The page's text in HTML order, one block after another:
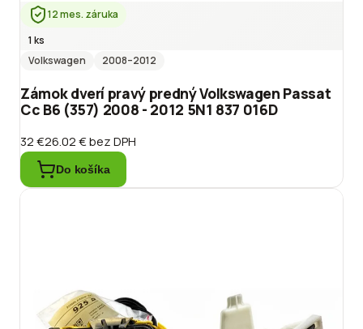
12 mes. záruka
1 ks
Volkswagen
2008–2012
Zámok dverí pravý predný Volkswagen Passat
Cc B6 (357) 2008 - 2012 5N1 837 016D
32 €26.02 €bez DPH
Do košíka